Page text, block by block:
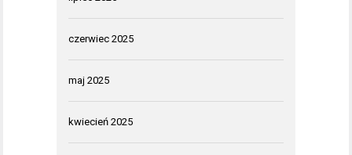
czerwiec 2025
maj 2025
kwiecień 2025